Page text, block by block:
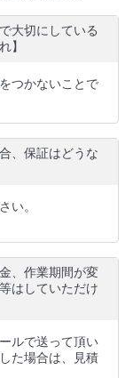
大切にしている
】
つかないことで
、保証はどうな
い。
、作業期間が変
はしていただけ
ルで送って頂い
た場合は、見積